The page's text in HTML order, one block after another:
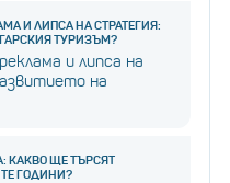
И ЛИПСА НА СТРАТЕГИЯ:
ТУРИЗЪМ?
и липса на
на
КАКВО ЩЕ ТЪРСЯТ
ГОДИНИ?